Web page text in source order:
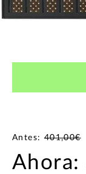
Antes:401,00€
Ahora: